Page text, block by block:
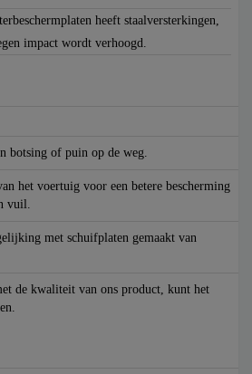
heeft staalversterkingen,
impact wordt verhoogd.
botsing of puin op de weg.
het voertuig voor een betere bescherming
vuil.
met schuifplaten gemaakt van
de kwaliteit van ons product, kunt het